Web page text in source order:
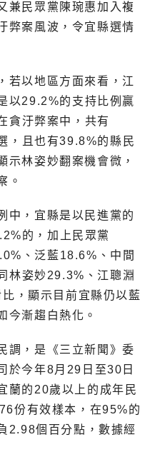
兼民眾黨陳琬惠加入複
弊案風波，令宜縣選情
若以地區方面來看，江
以29.2%的支持比例贏
貪汙弊案中，共有
，且也有39.8%的縣民
示林姿妙翻案機會微，
。
中，宜縣是以民進黨的
的，加上民眾黨
、泛藍18.6%、中間
林姿妙29.3%、江聰淵
，顯示目前宜縣仍以藍
今漸趨白熱化。
調，是《三立新聞》委
於今年8月29日至30日
蘭的20歲以上的成年民
份有效樣本，在95%的
2.98個百分點，數據經